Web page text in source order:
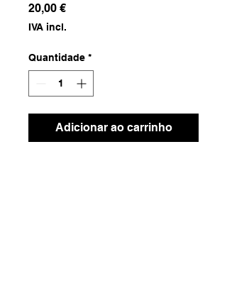
20,00 €Preço
IVA incl.
Quantidade *
Adicionar ao carrinho